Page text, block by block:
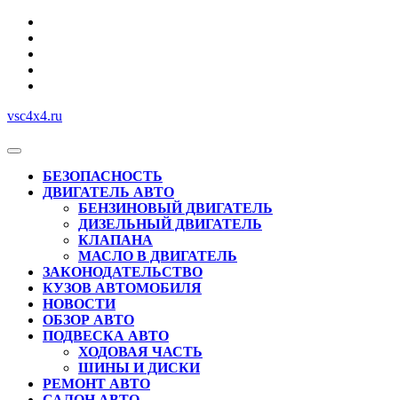
Перейти
содержимому
vsc4x4.ru
Кнопка
ОткрытьБЕЗОПАСНОСТЬ
ДВИГАТЕЛЬ АВТО
БЕНЗИНОВЫЙ ДВИГАТЕЛЬ
ДИЗЕЛЬНЫЙ ДВИГАТЕЛЬ
КЛАПАНА
МАСЛО В ДВИГАТЕЛЬ
ЗАКОНОДАТЕЛЬСТВО
КУЗОВ АВТОМОБИЛЯ
НОВОСТИ
ОБЗОР АВТО
ПОДВЕСКА АВТО
ХОДОВАЯ ЧАСТЬ
ШИНЫ И ДИСКИ
РЕМОНТ АВТО